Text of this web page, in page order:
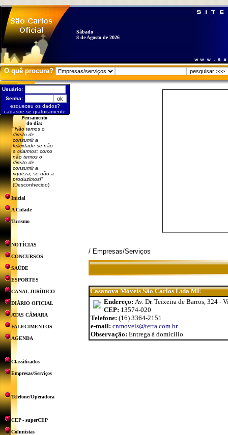
Sábado
8 de Agosto de 2026
O quê procura?
Usuário:
Senha:
esqueceu os dados?
cadastre-se gratuitamente
Pensamento
do dia:
"Não temos o
direito de
consumir a
felicidade se não
a criarmos: como
não temos o
direito de
consumir a
riqueza, se não a
produzimos!"
(Desconhecido)
Inicial
A Cidade
Turismo
NOTÍCIAS
CONCURSOS
SAÚDE
ESPORTES
CANAL JURÍDICO
DIÁRIO OFICIAL
ATAS CÂMARA
FALECIMENTOS
AGENDA
Classificados
Empresas/Serviços
Telefone/Operadora
CEP - superCEP
Colunistas
/ Empresas/Serviços
Casanova Móveis São Carlos Ltda ME
Endereço: Av. Dr. Teixeira de Barros, 324 -
CEP: 13574-020
Telefone: (16) 3364-2151
e-mail: cnmoveis@terra.com.br
Observação: Entrega à domicílio